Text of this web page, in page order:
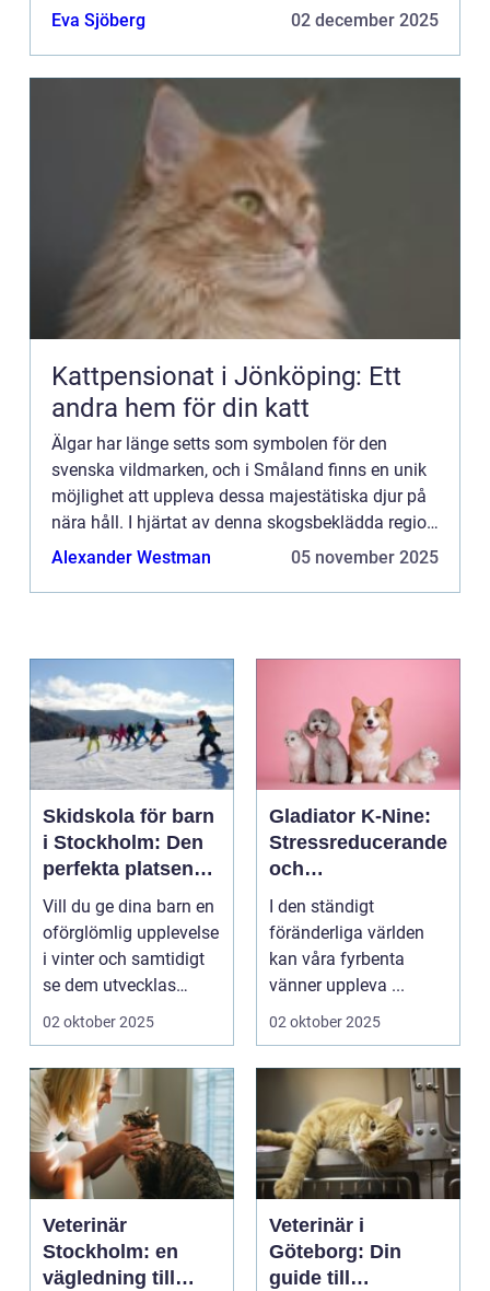
f...
Eva Sjöberg 02 december 2025
Kattpensionat i Jönköping: Ett
andra hem för din katt
Älgar har länge setts som symbolen för den
svenska vildmarken, och i Småland finns en unik
möjlighet att uppleva dessa majestätiska djur på
nära håll. I hjärtat av denna skogsbeklädda region
f...
Alexander Westman 05 november 2025
Skidskola för barn
i Stockholm: Den
perfekta platsen
för små blivande
skidåkare
Vill du ge dina barn en
oförglömlig upplevelse
i vinter och samtidigt
se dem utvecklas
p&a...
02 oktober 2025
Gladiator K-Nine:
Stressreducerande
och
ångestdämpande
hundhalsband
I den ständigt
föränderliga världen
kan våra fyrbenta
vänner uppleva ...
02 oktober 2025
Veterinär
Stockholm: en
vägledning till
Veterinär i
Göteborg: Din
guide till